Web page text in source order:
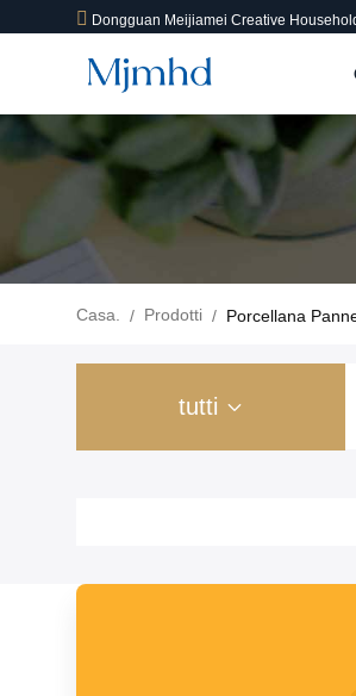
Dongguan Meijiamei Creative
Casa. / Prodotti / Porcellana
tutti